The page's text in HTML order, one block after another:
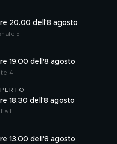
20.00 dell'8 agosto
5
19.00 dell'8 agosto
4
18.30 dell'8 agosto
1
13.00 dell'8 agosto